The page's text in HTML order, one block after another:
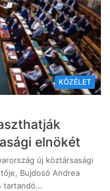
KÖZÉLET
elnökét
új köztársasági
Bujdosó Andrea
tartandó…